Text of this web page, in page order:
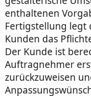
enthaltenen
Fertigstellung legt
Kunden das
Der Kunde ist
Auftragnehmer
zurückzuweisen